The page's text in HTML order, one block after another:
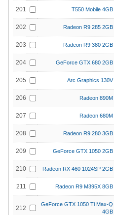
201 T550 Mobile 4GB
202 Radeon R9 285 2GB
203 Radeon R9 380 2GB
204 GeForce GTX 680 2GB
205 Arc Graphics 130V
206 Radeon 890M
207 Radeon 680M
208 Radeon R9 280 3GB
209 GeForce GTX 1050 2GB
210 Radeon RX 460 1024SP 2GB
211 Radeon R9 M395X 8GB
212
GeForce GTX 1050 Ti Max-Q
4GB